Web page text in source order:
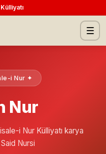
☰
i Nur ✦
Nur
i Nur Külliyatı karya
Nursi